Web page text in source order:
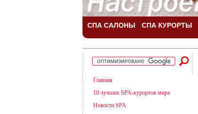
СПА САЛОНЫ СПА КУРОРТЫ
Главная
10 лучших SPA-курортов мира
Новости SPA